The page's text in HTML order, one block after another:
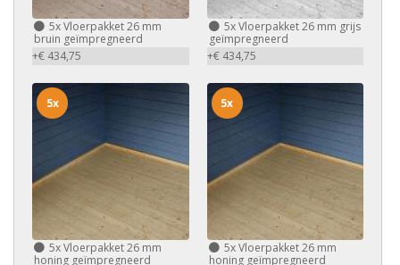
5xVloerpakket 26 mm
bruin geïmpregneerd
+€ 434,75
5xVloerpakket 26 mm grijs
geïmpregneerd
+€ 434,75
5xVloerpakket 26 mm
honing geïmpregneerd
5x
5xVloerpakket 26 mm
honing geïmpregneerd
5x